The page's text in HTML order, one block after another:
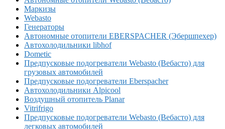
Маркизы
Webasto
Генераторы
Автономные отопители EBERSPACHER (Эбершпехер)
Автохолодильники libhof
Dometic
Предпусковые подогреватели Webasto (Вебасто) для
грузовых автомобилей
Предпусковые подогреватели Eberspacher
Автохолодильники Alpicool
Воздушный отопитель Planar
Vitrifrigo
Предпусковые подогреватели Webasto (Вебасто) для
легковых автомобилей